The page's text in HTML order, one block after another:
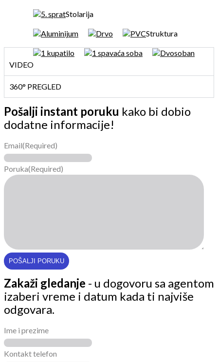
5. spratStolarija
Aluminijum Drvo PVCStruktura
1 kupatilo 1 spavaća soba
Dvosoban
VIDEO
360° PREGLED
Pošalji instant poruku kako bi dobio
dodatne informacije!
Email(Required)
Poruka(Required)
Zakaži gledanje - u dogovoru sa agentom
izaberi vreme i datum kada ti najviše
odgovara.
Ime i prezime
Kontakt telefon